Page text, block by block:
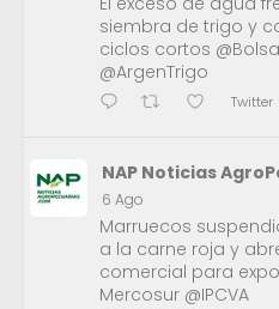
siembra de trigo y
ciclos cortos
@ArgenTrigo
Twitter
NAP Noticias
6 Ago
Marruecos
a la carne roja y
comercial para
Mercosur @IPCVA